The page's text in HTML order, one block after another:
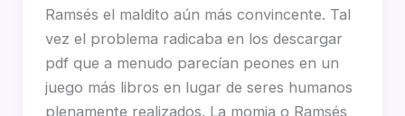
Ramsés el maldito aún más convincente. Tal
vez el problema radicaba en los descargar
pdf que a menudo parecían peones en un
juego más libros en lugar de seres humanos
plenamente realizados. La momia o Ramsés